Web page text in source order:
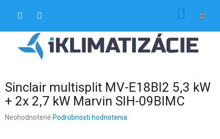
Sinclair multisplit MV-E18BI2 5,3 kW
+ 2x 2,7 kW Marvin SIH-09BIMC
Priemerné
Neohodnotené Podrobnosti hodnotenia